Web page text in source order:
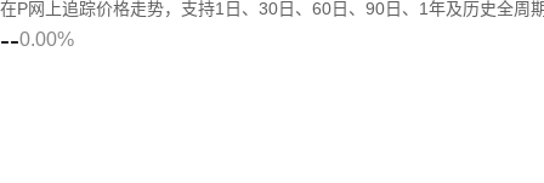
在P网上追踪价格走势，支持1日、30日、60日、90日、1年及历史全周
--0.00%